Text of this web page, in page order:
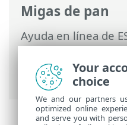
Migas de pan
Ayuda en línea de
On-Prem>Instalar
componentes en
de la consola web:
Your
choice
We and our partners
optimized online
and serve you with